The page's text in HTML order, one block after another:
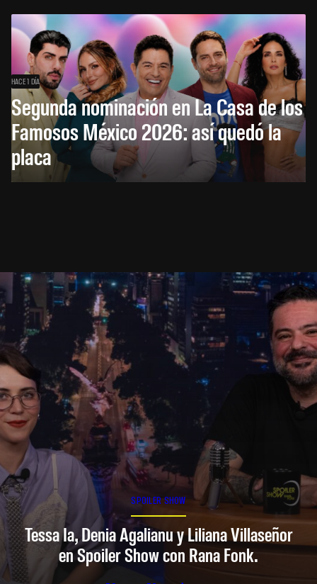
HACE 1 DÍA
Segunda nominación en La Casa de los
Famosos México 2026: así quedó la
placa
SPOILER SHOW
Tessa Ia, Denia Agalianu y Liliana Villaseñor
en Spoiler Show con Rana Fonk.